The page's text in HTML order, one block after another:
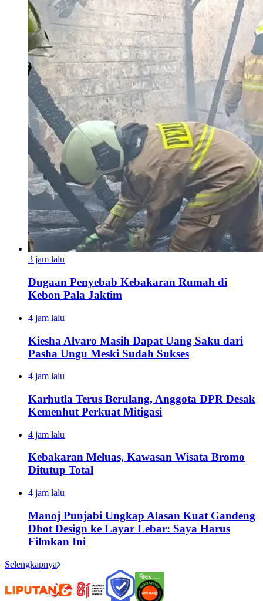
3 jam lalu
Dugaan Penyebab Kebakaran Rumah di
Kebon Pala Jaktim
4 jam lalu
Kiesha Alvaro Masih Dapat Uang Saku dari
Pasha Ungu Meski Sudah Sukses
4 jam lalu
Karhutla Terus Berulang, Anggota DPR Desak
Kemenhut Perkuat Mitigasi
4 jam lalu
Kebakaran Meluas, Kawasan Wisata Bromo
Ditutup Total
4 jam lalu
Manoj Punjabi Ungkap Alasan Kuat Gandeng
Dhot Design ke Layar Lebar: Saya Harus
Filmkan Ini
Selengkapnya